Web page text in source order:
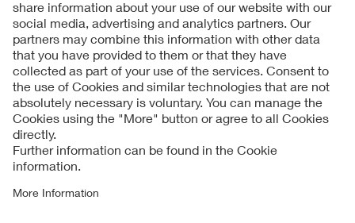
Follow us on
Imprint + Liability